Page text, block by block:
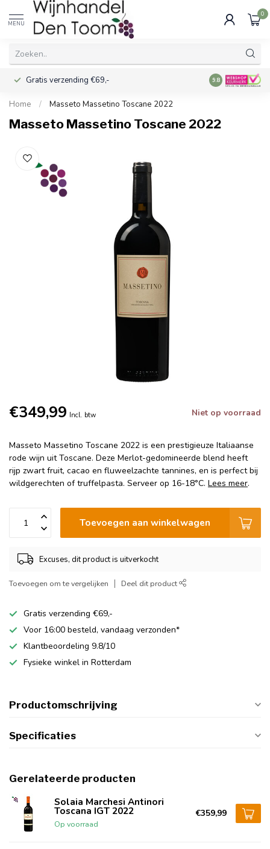
MENU
0
Gratis verzending €69,- Voor 16:00
9.8
Home / Masseto Massetino Toscane 2022
Masseto Massetino Toscane 2022
€349,99 Incl. btw Niet op voorraad
Masseto Massetino Toscane 2022 is een prestigieuze Italiaanse
rode wijn uit Toscane. Deze Merlot-gedomineerde blend heeft
rijp zwart fruit, cacao en fluweelzachte tannines, en is perfect bij
wildgerechten of truffelpasta. Serveer op 16-18°C. Lees meer.
Toevoegen aan winkelwagen
Excuses, dit product is uitverkocht
Toevoegen om te vergelijken Deel dit product
Gratis verzending €69,-
Voor 16:00 besteld, vandaag verzonden*
Klantbeoordeling 9.8/10
Fysieke winkel in Rotterdam
Productomschrijving
Specificaties
Gerelateerde producten
Solaia Marchesi Antinori
Toscana IGT 2022
Op voorraad
€359,99